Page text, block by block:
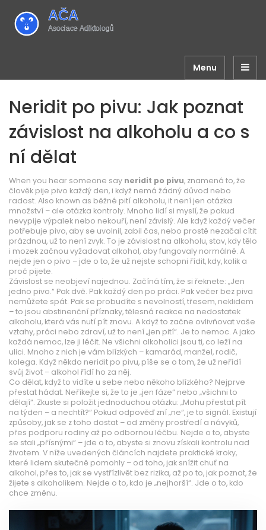
Menu
Neridit po pivu: Jak poznat
závislost na alkoholu a co s
ní dělat
When you hear someone say neridit po pivu, znamená to, že
člověk pije pivo každý den, i když nemá žádný důvod nebo
radost. Also known as běžné pití alkoholu, it není jen otázka
množství – ale otázka kontroly. Mnoho lidí si myslí, že pokud
nevypije výpalek nebo nekouří, není závislý. Ale když každý večer
potřebuje pivo, aby se uvolnil, zabil čas, nebo prostě nezačal cítit
prázdnou, už to není zvyk. To je závislost na alkoholu, stav, kdy tělo
i mozek začnou vyžadovat alkohol, aby fungovaly normálně. A
nejde jen o pivo – jde o to, že už nejste schopni řídit, kdy, kolik a
proč pijete.
Závislost se neobjeví najednou. Začíná tím, že si řeknete: „Jen
jedno pivo.“ Pak dvě. Pak každý den po práci. Pak večer bez piva
nemůžete spát. Pak se probudíte s nevolností, třesem, neklidem
– to jsou abstinenční příznaky,tělesná reakce na nedostatek
alkoholu, která vás nutí pít znovu. A když to začne ovlivňovat vaše
vztahy, práci nebo zdraví, už to není „jen pití“. Je to nemoc. A jako
každá nemoc, lze ji léčit. Ne všichni alkoholici jsou ti, co leží na
ulici. Mnoho z nich je vám blízkých – kamarád, manžel, rodič,
kolega. Když někdo neridit po pivu, píše se o tom, že už neřídí
svůj život – alkohol řídí ho za něj.
Co dělat, když to vidíte u sebe nebo někoho blízkého? Nejprve
přestat hádat. Neříkejte si, že to je „jen fáze“ nebo „všichni to
dělají“. Zkuste si položit jednoduchou otázku: „Mohu přestat pít
na týden – a nechtít?“ Pokud odpověď zní „ne“, je to signál. Existují
způsoby, jak se z toho dostat – od změny prostředí a návyků,
přes podporu rodiny až po odbornou léčbu. Nejde o to, abyste
se stali „přísnými“ – jde o to, abyste si znovu získali kontrolu nad
životem. V níže uvedených článcích najdete praktické kroky,
které lidem skutečně pomohly – od toho, jak snížit chuť na
alkohol, přes to, jak se vystřízlivět bez rizika, až po to, jak poznat, že
žijete s alkoholikem. Nejde o to, kdo je „nejhorší“. Jde o to, kdo
chce změnu.